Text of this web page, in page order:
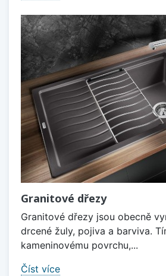
Granitové dřezy
Granitové dřezy jsou obecně
drcené žuly, pojiva a barviva.
kameninovému povrchu,...
Číst více